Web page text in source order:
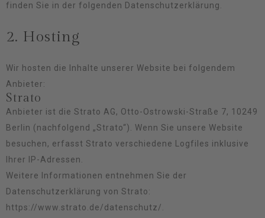
finden Sie in der folgenden Datenschutzerklärung.
2. Hosting
Wir hosten die Inhalte unserer Website bei folgendem
Anbieter:
Strato
Anbieter ist die Strato AG, Otto-Ostrowski-Straße 7, 10249
Berlin (nachfolgend „Strato“). Wenn Sie unsere Website
besuchen, erfasst Strato verschiedene Logfiles inklusive
Ihrer IP-Adressen.
Weitere Informationen entnehmen Sie der
Datenschutzerklärung von Strato:
https://www.strato.de/datenschutz/